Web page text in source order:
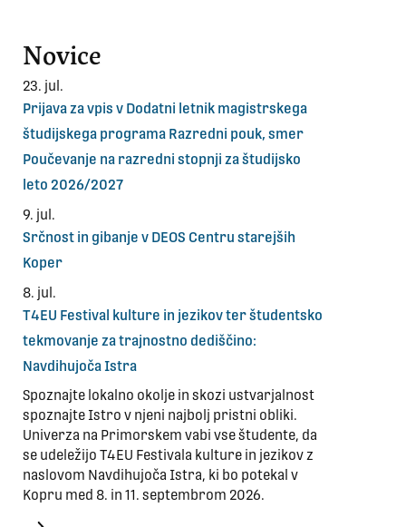
Novice
23. jul.
Prijava za vpis v Dodatni letnik magistrskega
študijskega programa Razredni pouk, smer
Poučevanje na razredni stopnji za študijsko
leto 2026/2027
9. jul.
Srčnost in gibanje v DEOS Centru starejših
Koper
8. jul.
T4EU Festival kulture in jezikov ter študentsko
tekmovanje za trajnostno dediščino:
Navdihujoča Istra
Spoznajte lokalno okolje in skozi ustvarjalnost
spoznajte Istro v njeni najbolj pristni obliki.
Univerza na Primorskem vabi vse študente, da
se udeležijo T4EU Festivala kulture in jezikov z
naslovom Navdihujoča Istra, ki bo potekal v
Kopru med 8. in 11. septembrom 2026.